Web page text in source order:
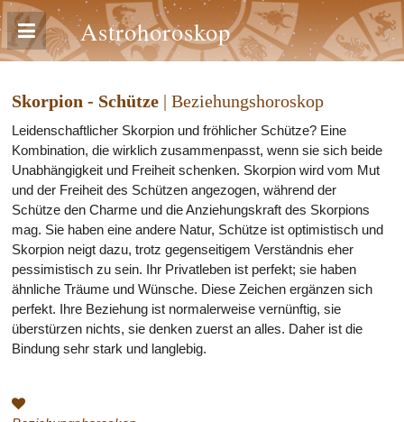
Astrohoroskop
Skorpion - Schütze | Beziehungshoroskop
Leidenschaftlicher Skorpion und fröhlicher Schütze? Eine
Kombination, die wirklich zusammenpasst, wenn sie sich beide
Unabhängigkeit und Freiheit schenken. Skorpion wird vom Mut
und der Freiheit des Schützen angezogen, während der
Schütze den Charme und die Anziehungskraft des Skorpions
mag. Sie haben eine andere Natur, Schütze ist optimistisch und
Skorpion neigt dazu, trotz gegenseitigem Verständnis eher
pessimistisch zu sein. Ihr Privatleben ist perfekt; sie haben
ähnliche Träume und Wünsche. Diese Zeichen ergänzen sich
perfekt. Ihre Beziehung ist normalerweise vernünftig, sie
überstürzen nichts, sie denken zuerst an alles. Daher ist die
Bindung sehr stark und langlebig.